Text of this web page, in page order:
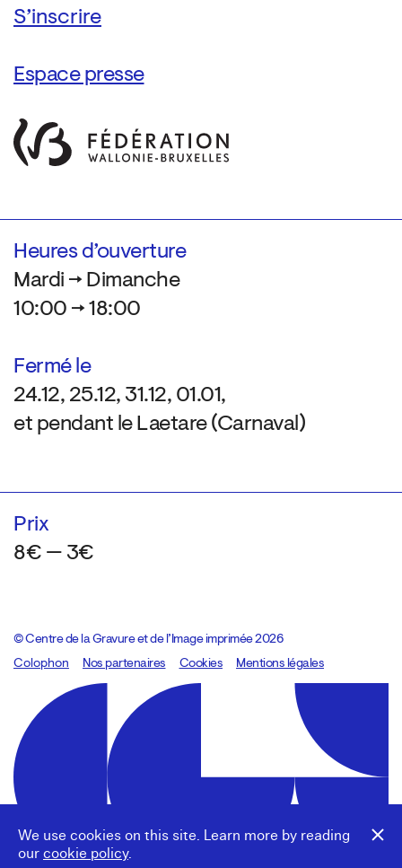
We use cookies on this site. Learn more by reading
our cookie policy.
Espace presse
Heures d’ouverture
Mardi → Dimanche
10:00 → 18:00
Fermé le
24.12, 25.12, 31.12, 01.01,
et pendant le Laetare (Carnaval)
Prix
8€ — 3€
© Centre de la Gravure et de l’Image imprimée 2026
Colophon
Design:Marcel Kaczmarek, code:8080.studio
Nos partenaires Cookies Mentions légales